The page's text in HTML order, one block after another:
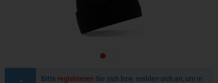
Bitte registrieren Sie sich bzw. melden sich an, um in